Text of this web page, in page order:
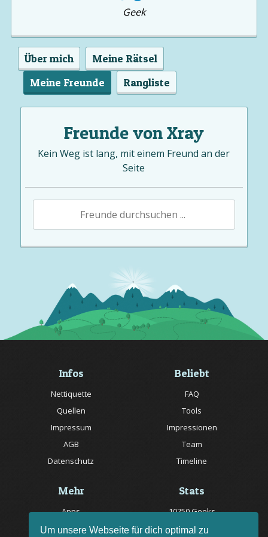
Um unsere Webseite für dich optimal zu
Geek
Über mich
Meine Rätsel
Meine Freunde
Rangliste
Freunde von Xray
Kein Weg ist lang, mit einem Freund an der
Seite
Infos
Nettiquette
Quellen
Impressum
AGB
Datenschutz
Beliebt
FAQ
Tools
Impressionen
Team
Timeline
Mehr
Apps
Jobs
Stats
10750 Geeks
20057 Rätsel online